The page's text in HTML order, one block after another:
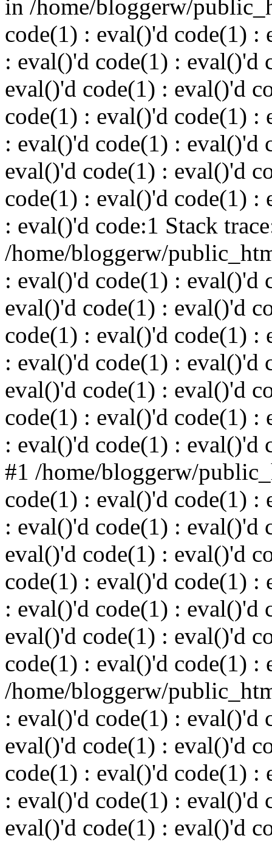
in /home/bloggerw/
code(1) : eval()'d code(1) :
: eval()'d code(1) : eval()'d
eval()'d code(1) : eval()'d
code(1) : eval()'d code(1) :
: eval()'d code(1) : eval()'d
eval()'d code(1) : eval()'d
code(1) : eval()'d code(1) :
: eval()'d code:1 Stack
/home/bloggerw/
: eval()'d code(1) : eval()'d
eval()'d code(1) : eval()'d
code(1) : eval()'d code(1) :
: eval()'d code(1) : eval()'d
eval()'d code(1) : eval()'d
code(1) : eval()'d code(1) :
: eval()'d code(1) : eval()'d
#1 /home/bloggerw/
code(1) : eval()'d code(1) :
: eval()'d code(1) : eval()'d
eval()'d code(1) : eval()'d
code(1) : eval()'d code(1) :
: eval()'d code(1) : eval()'d
eval()'d code(1) : eval()'d
code(1) : eval()'d code(1) :
/home/bloggerw/
: eval()'d code(1) : eval()'d
eval()'d code(1) : eval()'d
code(1) : eval()'d code(1) :
: eval()'d code(1) : eval()'d
eval()'d code(1) : eval()'d